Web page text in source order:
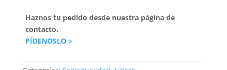
Haznos tu pedido desde nuestra página de
contacto.
PÍDENOSLO >